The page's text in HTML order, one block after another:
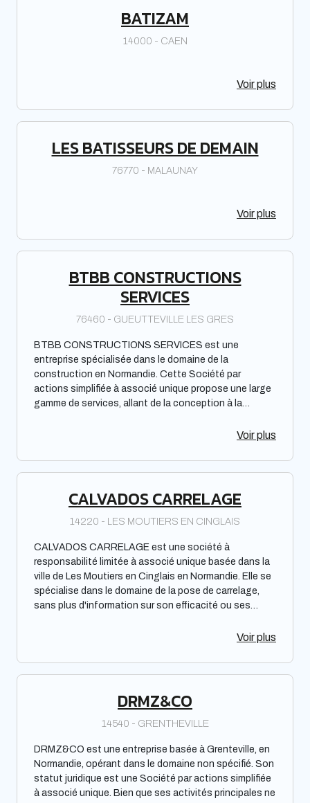
BATIZAM
14000 - CAEN
Voir plus
LES BATISSEURS DE DEMAIN
76770 - MALAUNAY
Voir plus
BTBB CONSTRUCTIONS
SERVICES
76460 - GUEUTTEVILLE LES GRES
BTBB CONSTRUCTIONS SERVICES est une
entreprise spécialisée dans le domaine de la
construction en Normandie. Cette Société par
actions simplifiée à associé unique propose une large
gamme de services, allant de la conception à la
prestation de qualité dans le respect des normes et
des délais impartis.
Voir plus
CALVADOS CARRELAGE
14220 - LES MOUTIERS EN CINGLAIS
CALVADOS CARRELAGE est une société à
responsabilité limitée à associé unique basée dans la
ville de Les Moutiers en Cinglais en Normandie. Elle se
spécialise dans le domaine de la pose de carrelage,
sans plus d'information sur son efficacité ou ses
Voir plus
DRMZ&CO
14540 - GRENTHEVILLE
DRMZ&CO est une entreprise basée à Grenteville, en
Normandie, opérant dans le domaine non spécifié. Son
statut juridique est une Société par actions simplifiée
à associé unique. Bien que ses activités principales ne